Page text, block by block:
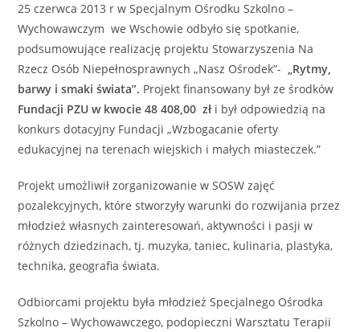
25 czerwca 2013 r w Specjalnym Ośrodku Szkolno –
Wychowawczym we Wschowie odbyło się spotkanie,
podsumowujące realizację projektu Stowarzyszenia Na
Rzecz Osób Niepełnosprawnych „Nasz Ośrodek”-„Rytmy,
barwy i smaki świata”. Projekt finansowany był ze środków
Fundacji PZU w kwocie 48 408,00 zł i był odpowiedzią na
konkurs dotacyjny Fundacji „Wzbogacanie oferty
edukacyjnej na terenach wiejskich i małych miasteczek.”
Projekt umożliwił zorganizowanie w SOSW zajęć
pozalekcyjnych, które stworzyły warunki do rozwijania przez
młodzież własnych zainteresowań, aktywności i pasji w
różnych dziedzinach, tj. muzyka, taniec, kulinaria, plastyka,
technika, geografia świata.
Odbiorcami projektu była młodzież Specjalnego Ośrodka
Szkolno – Wychowawczego, podopieczni Warsztatu Terapii